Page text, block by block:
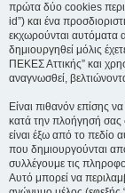
πρώτα δύο cookies
id”) και ένα
εκχωρούνται αυτόματα
δημιουργηθεί μόλις
ΠΕΚΕΣ Αττικής” και
αναγνωσθεί,
Είναι πιθανόν επίσης
κατά την πλοήγησή σας
είναι έξω από το πεδίο
που δημιουργούνται
συλλέγουμε τις
Αυτό μπορεί να